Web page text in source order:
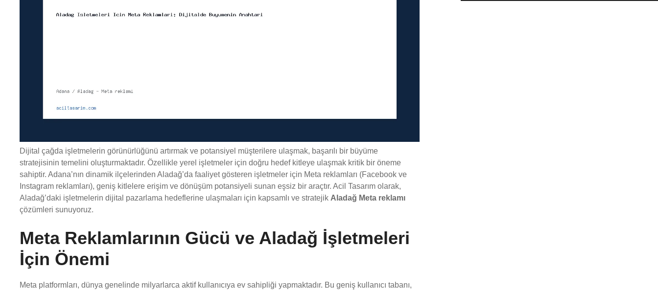
Dijital çağda işletmelerin görünürlüğünü artırmak ve potansiyel müşterilere ulaşmak, başarılı bir büyüme
stratejisinin temelini oluşturmaktadır. Özellikle yerel işletmeler için doğru hedef kitleye ulaşmak kritik bir öneme
sahiptir. Adana’nın dinamik ilçelerinden Aladağ’da faaliyet gösteren işletmeler için Meta reklamları (Facebook ve
Instagram reklamları), geniş kitlelere erişim ve dönüşüm potansiyeli sunan eşsiz bir araçtır. Acil Tasarım olarak,
Aladağ’daki işletmelerin dijital pazarlama hedeflerine ulaşmaları için kapsamlı ve stratejik Aladağ Meta reklamı
çözümleri sunuyoruz.
Meta Reklamlarının Gücü ve Aladağ İşletmeleri
İçin Önemi
Meta platformları, dünya genelinde milyarlarca aktif kullanıcıya ev sahipliği yapmaktadır. Bu geniş kullanıcı tabanı,